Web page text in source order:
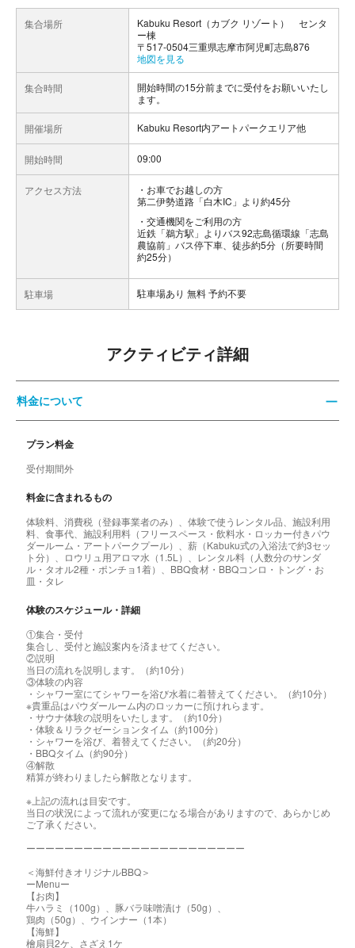
集合場所
Kabuku Resort（カブク リゾート） センタ
ー棟
〒517-0504三重県志摩市阿児町志島876
地図を見る
集合時間
開始時間の15分前までに受付をお願いいたし
ます。
開催場所 Kabuku Resort内アートパークエリア他
開始時間 09:00
アクセス方法
お車でお越しの方
第二伊勢道路「白木IC」より約45分
交通機関をご利用の方
近鉄「鵜方駅」よりバス92志島循環線「志島
農協前」バス停下車、徒歩約5分（所要時間
約25分）
駐車場 駐車場あり 無料 予約不要
アクティビティ詳細
料金について
プラン料金
受付期間外
料金に含まれるもの
体験料、消費税（登録事業者のみ）、体験で使うレンタル品、施設利用
料、食事代、施設利用料（フリースペース・飲料水・ロッカー付きパウ
ダールーム・アートパークプール）、薪（Kabuku式の入浴法で約3セッ
ト分）、ロウリュ用アロマ水（1.5L）、レンタル料（人数分のサンダ
ル・タオル2種・ポンチョ1着）、BBQ食材・BBQコンロ・トング・お
皿・タレ
体験のスケジュール・詳細
①集合・受付
集合し、受付と施設案内を済ませてください。
②説明
当日の流れを説明します。（約10分）
③体験の内容
・シャワー室にてシャワーを浴び水着に着替えてください。（約10分）
※貴重品はパウダールーム内のロッカーに預けれらます。
・サウナ体験の説明をいたします。（約10分）
・体験＆リラクゼーションタイム（約100分）
・シャワーを浴び、着替えてください。（約20分）
・BBQタイム（約90分）
④解散
精算が終わりましたら解散となります。
※上記の流れは目安です。
当日の状況によって流れが変更になる場合がありますので、あらかじめ
ご了承ください。
ーーーーーーーーーーーーーーーーーーーーーーー
＜海鮮付きオリジナルBBQ＞
ーMenuー
【お肉】
牛ハラミ（100g）、豚バラ味噌漬け（50g）、
鶏肉（50g）、ウインナー（1本）
【海鮮】
檜扇貝2ケ、さざえ1ケ